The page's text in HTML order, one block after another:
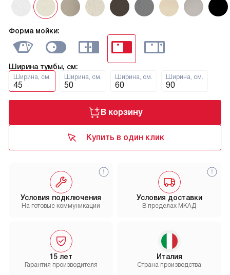
Форма мойки:
Ширина тумбы, см:
Ширина, см.
45
Ширина, см.
50
Ширина, см.
60
Ширина, см.
90
В корзину
Купить в один клик
Условия доставки
В пределах МКАД
15 лет
Гарантия производителя
Условия подключения
На готовые коммуникации
Италия
Страна производства